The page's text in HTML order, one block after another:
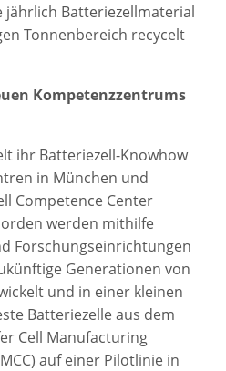
Batteriezellmaterial
Tonnenbereich recycelt
Kompetenzzentrums
ihr Batteriezell-Knowhow
in München und
Competence Center
werden mithilfe
Forschungseinrichtungen
Generationen von
und in einer kleinen
Batteriezelle aus dem
Cell Manufacturing
auf einer Pilotlinie in